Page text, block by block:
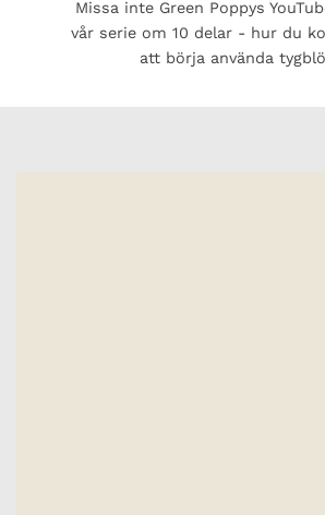
Missa inte Green Poppys
vår serie om 10 delar - hur du
att börja använda